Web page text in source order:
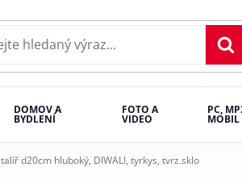
DOMOV A
BYDLENÍ
FOTO A
VIDEO
PC,
MOBIL
talíř d20cm hluboký, DIWALI, tyrkys, tvrz.sklo